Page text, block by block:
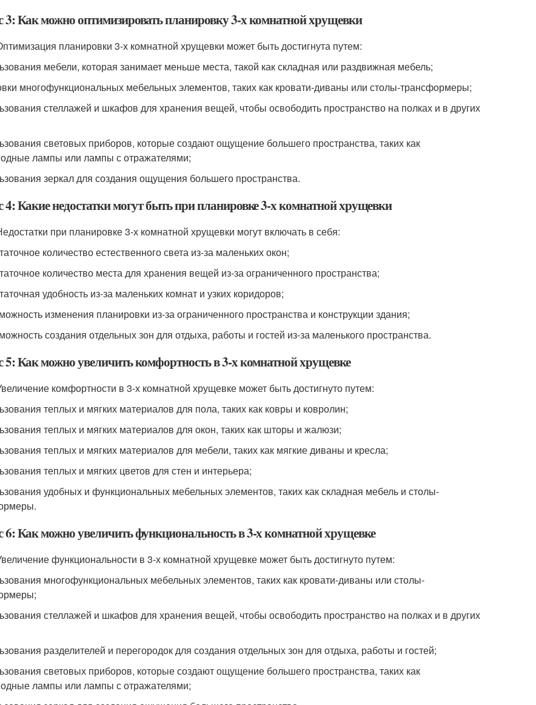
3: Как можно оптимизировать планировку 3-х комнатной хрущевки
планировки 3-х комнатной хрущевки может быть достигнута путем:
мебели, которая занимает меньше места, такой как складная или раздвижная мебель;
многофункциональных мебельных элементов, таких как кровати-диваны или столы-трансформеры;
стеллажей и шкафов для хранения вещей, чтобы освободить пространство на полках и в других
световых приборов, которые создают ощущение большего пространства, таких как
лампы или лампы с отражателями;
зеркал для создания ощущения большего пространства.
4: Какие недостатки могут быть при планировке 3-х комнатной хрущевки
при планировке 3-х комнатной хрущевки могут включать в себя:
количество естественного света из-за маленьких окон;
количество места для хранения вещей из-за ограниченного пространства;
удобность из-за маленьких комнат и узких коридоров;
изменения планировки из-за ограниченного пространства и конструкции здания;
создания отдельных зон для отдыха, работы и гостей из-за маленького пространства.
5: Как можно увеличить комфортность в 3-х комнатной хрущевке
комфортности в 3-х комнатной хрущевке может быть достигнуто путем:
теплых и мягких материалов для пола, таких как ковры и ковролин;
теплых и мягких материалов для окон, таких как шторы и жалюзи;
теплых и мягких материалов для мебели, таких как мягкие диваны и кресла;
теплых и мягких цветов для стен и интерьера;
удобных и функциональных мебельных элементов, таких как складная мебель и столы-
6: Как можно увеличить функциональность в 3-х комнатной хрущевке
функциональности в 3-х комнатной хрущевке может быть достигнуто путем:
многофункциональных мебельных элементов, таких как кровати-диваны или столы-
стеллажей и шкафов для хранения вещей, чтобы освободить пространство на полках и в других
разделителей и перегородок для создания отдельных зон для отдыха, работы и гостей;
световых приборов, которые создают ощущение большего пространства, таких как
лампы или лампы с отражателями;